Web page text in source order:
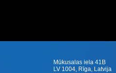
Mūkusalas iela 41B
LV 1004, Rīga, Latvija